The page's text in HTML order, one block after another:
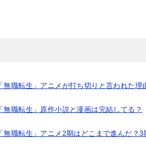
「無職転生」アニメが打ち切りと言われた理
「無職転生」原作小説と漫画は完結してる？
「無職転生」アニメ2期はどこまで進んだ？3